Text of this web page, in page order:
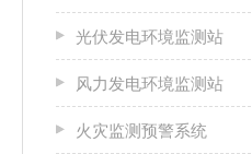
光伏发电环境监测站
风力发电环境监测站
火灾监测预警系统